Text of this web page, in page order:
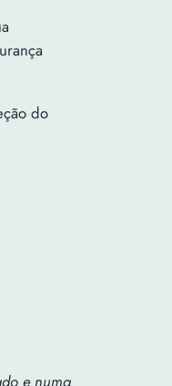
do
e numa